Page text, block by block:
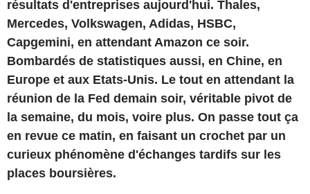
résultats d'entreprises aujourd'hui. Thales,
Mercedes, Volkswagen, Adidas, HSBC,
Capgemini, en attendant Amazon ce soir.
Bombardés de statistiques aussi, en Chine, en
Europe et aux Etats-Unis. Le tout en attendant la
réunion de la Fed demain soir, véritable pivot de
la semaine, du mois, voire plus. On passe tout ça
en revue ce matin, en faisant un crochet par un
curieux phénomène d'échanges tardifs sur les
places boursières.